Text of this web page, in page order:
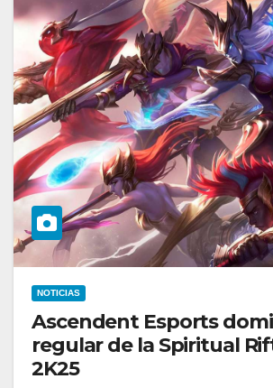
NOTICIAS
Ascendent Esports
regular de la Spiritual
2K25